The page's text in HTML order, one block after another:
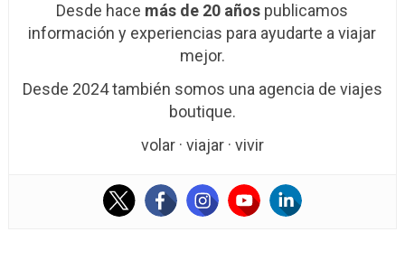
Desde hace más de 20 años publicamos
información y experiencias para ayudarte a viajar
mejor.
Desde 2024 también somos una agencia de viajes
boutique.
volar · viajar · vivir